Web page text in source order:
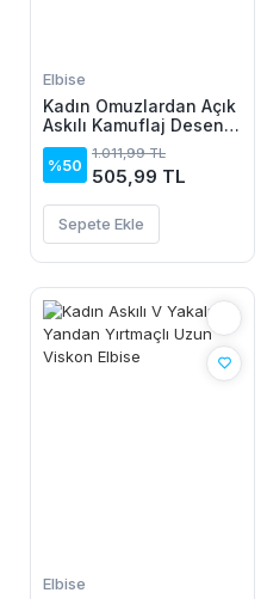
Elbise
Kadın Omuzlardan Açık
Askılı Kamuflaj Desenli
Kısa Süprem Elbise
%50
1.011,99 TL
505,99 TL
Sepete Ekle
Elbise